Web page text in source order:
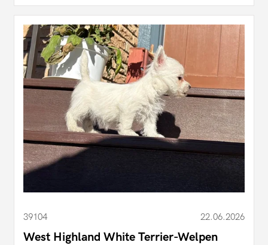
39104 22.06.2026
West Highland White Terrier-Welpen